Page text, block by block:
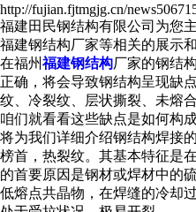
http://fujian.fjtmgjg.cn/
福建田民钢结构有限公司为您
福建钢结构厂家等相关的展示
在福州福建钢结构厂家的钢结
正确，将会导致钢结构呈现缺
纹、冷裂纹、层状撕裂、未熔
咱们就看看这些缺点是如何构
将为我们详细介绍钢结构焊接
榜首，热裂纹。其基本特征是
的首要原因是钢材或焊材中的
低熔点共晶物，在焊缝的冷却